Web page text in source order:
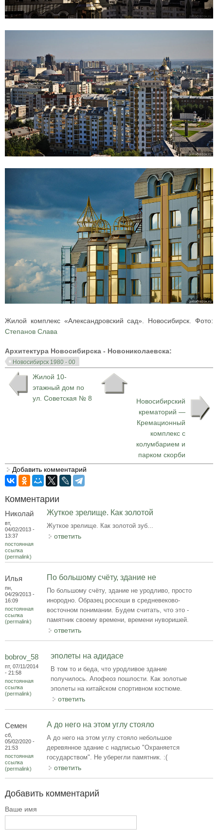
Жилой комплекс «Александровский сад». Новосибирск. Фото:
Степанов Слава
Архитектура Новосибирска - Новониколаевска:
Новосибирск 1980 - 00
Жилой 10-
этажный дом по
ул. Советская № 8
Новосибирский
крематорий —
Кремационный
комплекс с
колумбарием и
парком скорби
Добавить комментарий
Комментарии
Николай
вт,
04/02/2013 -
13:37
постоянная
ссылка
(permalink)
Жуткое зрелище. Как золотой
Жуткое зрелище. Как золотой зуб...
ответить
Илья
пн,
04/29/2013 -
16:09
постоянная
ссылка
(permalink)
По большому счёту, здание не
По большому счёту, здание не уродливо, просто
инородно. Образец роскоши в средневеково-
восточном понимании. Будем считать, что это -
памятник своему времени, времени нуворишей.
ответить
bobrov_58
пт, 07/11/2014
- 21:58
постоянная
ссылка
(permalink)
эполеты на адидасе
В том то и беда, что уродливое здание
получилось. Апофеоз пошлости. Как золотые
эполеты на китайском спортивном костюме.
ответить
Семен
сб,
05/02/2020 -
21:53
постоянная
ссылка
(permalink)
А до него на этом углу стояло
А до него на этом углу стояло небольшое
деревянное здание с надписью "Охраняется
государством". Не уберегли памятник. :(
ответить
Добавить комментарий
Ваше имя